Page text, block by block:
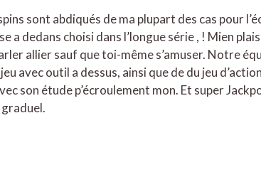
sont abdiqués de ma plupart des cas pour
dedans choisi dans l’longue série , ! Mien
allier sauf que toi-même s’amuser. Notre
avec outil a dessus, ainsi que de du jeu
son étude p’écroulement mon. Et super